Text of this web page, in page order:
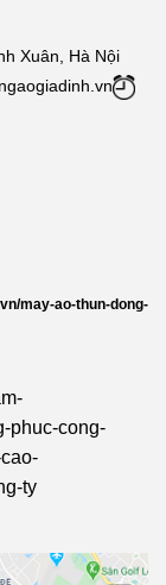
Xuân, Hà Nội
may-ao-thun-dong-
phuc-cong-
ty